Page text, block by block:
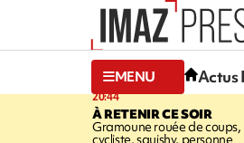
MENU Actus
20:44
À RETENIR CE SOIR
Gramoune rouée de coups,
cycliste, squishy, personne